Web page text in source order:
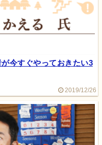
今すぐやっておきたい3
2019/12/26